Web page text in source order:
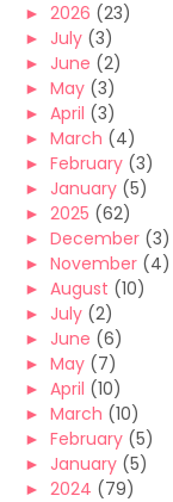
► 2026 (23)
► July (3)
► June (2)
► May (3)
► April (3)
► March (4)
► February (3)
► January (5)
► 2025 (62)
► December (3)
► November (4)
► August (10)
► July (2)
► June (6)
► May (7)
► April (10)
► March (10)
► February (5)
► January (5)
► 2024 (79)